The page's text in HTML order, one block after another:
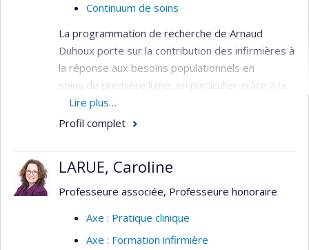
Continuum de soins
La programmation de recherche de Arnaud
Duhoux porte sur la contribution des infirmières à
la réponse aux besoins populationnels en
soins de première ligne, en particulier grâce à la
pratique avancée. Il mène plusieurs projets sur le
sujet, dans le domaine de l’organisation des
Québec en 2022. Son expertise en évalution de la
qualité grâce à la mesure d'indicateurs est mise à
s'intéresse également aux conditions de pratique
des IPS en partenariat avec différents acteurs du
Lire plus…
Profil complet
LARUE, Caroline
Professeure associée, Professeure honoraire
Axe : Pratique clinique
Axe : Formation infirmière